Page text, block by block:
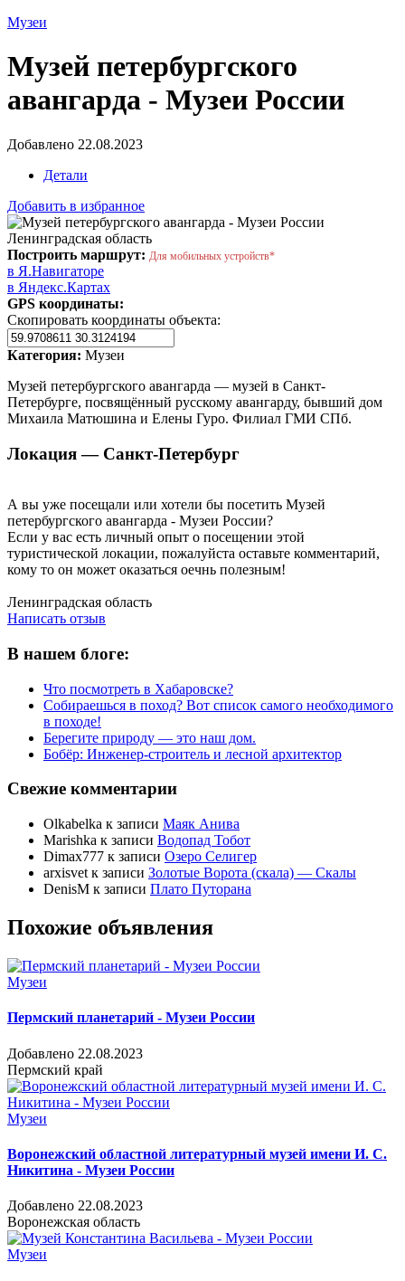
Музеи
Музей петербургского
авангарда - Музеи России
Добавлено 22.08.2023
Детали
Добавить в избранное
Ленинградская область
Построить маршрут: Для мобильных устройств*
в Я.Навигаторе
в Яндекс.Картах
GPS координаты:
Скопировать координаты объекта:
Категория: Музеи
Музей петербургского авангарда — музей в Санкт-
Петербурге, посвящённый русскому авангарду, бывший дом
Михаила Матюшина и Елены Гуро. Филиал ГМИ СПб.
Локация — Санкт-Петербург
А вы уже посещали или хотели бы посетить Музей
петербургского авангарда - Музеи России?
Если у вас есть личный опыт о посещении этой
туристической локации, пожалуйста оставьте комментарий,
кому то он может оказаться оечнь полезным!
Ленинградская область
Написать отзыв
В нашем блоге:
Что посмотреть в Хабаровске?
Собираешься в поход? Вот список самого необходимого
в походе!
Берегите природу — это наш дом.
Бобёр: Инженер-строитель и лесной архитектор
Свежие комментарии
Olkabelka к записи Маяк Анива
Marishka к записи Водопад Тобот
Dimax777 к записи Озеро Селигер
arxisvet к записи Золотые Ворота (скала) — Скалы
DenisM к записи Плато Путорана
Похожие объявления
Музеи
Пермский планетарий - Музеи России
Добавлено 22.08.2023
Пермский край
Музеи
Воронежский областной литературный музей имени И. С.
Никитина - Музеи России
Добавлено 22.08.2023
Воронежская область
Музеи